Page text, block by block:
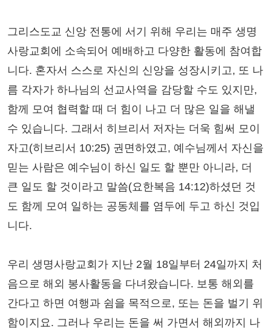
그리스도교 신앙 전통에 서기 위해 우리는 매주 생명
사랑교회에 소속되어 예배하고 다양한 활동에 참여합
니다. 혼자서 스스로 자신의 신앙을 성장시키고, 또 나
름 각자가 하나님의 선교사역을 감당할 수도 있지만,
함께 모여 협력할 때 더 힘이 나고 더 많은 일을 해낼
수 있습니다. 그래서 히브리서 저자는 더욱 힘써 모이
자고(히브리서 10:25) 권면하였고, 예수님께서 자신을
믿는 사람은 예수님이 하신 일도 할 뿐만 아니라, 더
큰 일도 할 것이라고 말씀(요한복음 14:12)하셨던 것
도 함께 모여 일하는 공동체를 염두에 두고 하신 것입
니다.
우리 생명사랑교회가 지난 2월 18일부터 24일까지 처
음으로 해외 봉사활동을 다녀왔습니다. 보통 해외를
간다고 하면 여행과 쉼을 목적으로, 또는 돈을 벌기 위
함이지요. 그러나 우리는 돈을 써 가면서 해외까지 나